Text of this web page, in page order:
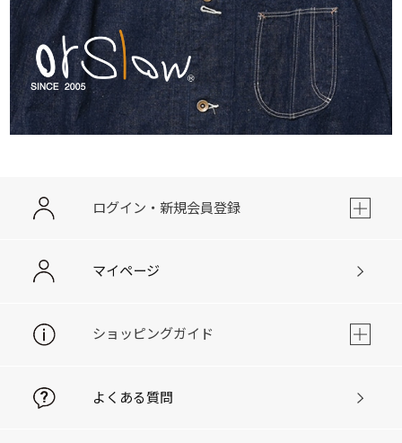
ログイン・新規会員登録
マイページ
ショッピングガイド
よくある質問